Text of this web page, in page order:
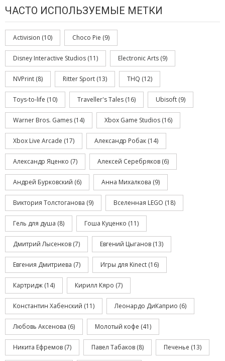
ЧАСТО ИСПОЛЬЗУЕМЫЕ МЕТКИ
Activision (10) Choco Pie (9)
Disney Interactive Studios (11) Electronic Arts (9)
NVPrint (8) Ritter Sport (13) THQ (12)
Toys-to-life (10) Traveller's Tales (16) Ubisoft (9)
Warner Bros. Games (14) Xbox Game Studios (16)
Xbox Live Arcade (17) Александр Робак (14)
Александр Яценко (7) Алексей Серебряков (6)
Андрей Бурковский (6) Анна Михалкова (9)
Виктория Толстоганова (9) Вселенная LEGO (18)
Гель для душа (8) Гоша Куценко (11)
Дмитрий Лысенков (7) Евгений Цыганов (13)
Евгения Дмитриева (7) Игры для Kinect (16)
Картридж (14) Кирилл Кяро (7)
Константин Хабенский (11) Леонардо ДиКаприо (6)
Любовь Аксенова (6) Молотый кофе (41)
Никита Ефремов (7) Павел Табаков (8) Печенье (13)